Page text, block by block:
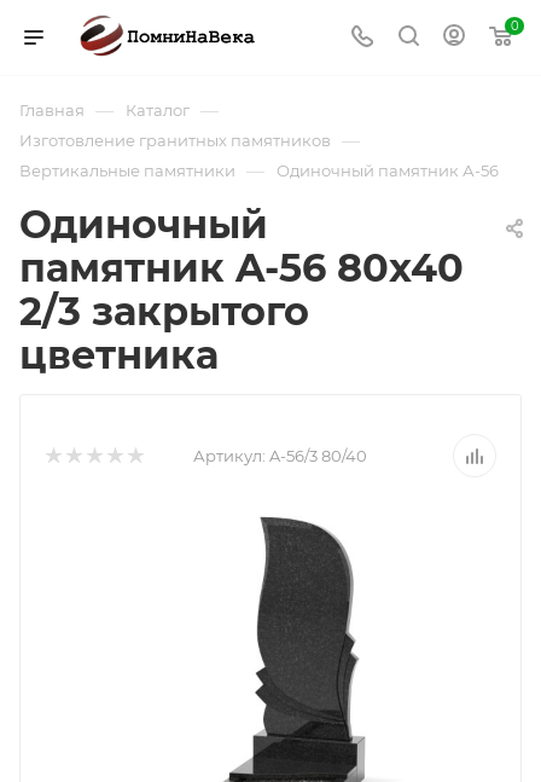
0
Главная — Каталог —
Изготовление гранитных памятников —
Вертикальные памятники — Одиночный памятник А-56
Одиночный
памятник A-56 80х40
2/3 закрытого
цветника
Артикул: A-56/3 80/40